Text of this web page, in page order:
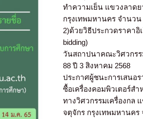
ทำความเย็น แขวงลาดย
กรุงเทพมหานคร จำนว
2)ด้วยวิธีประกวดราคาอิ
bidding)
วันสถาปนาคณะวิศวกร
88 ปี 3 สิงหาคม 2568
ประกาศผู้ชนะการเสนอ
ซื้อเครื่องคอมพิวเตอร์สำ
ทางวิศวกรรมเครื่องกล
จตุจักร กรุงเทพมหานคร